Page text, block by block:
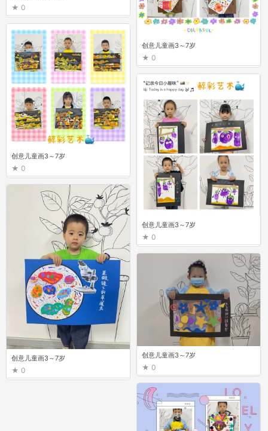
0
创意儿童画3～7岁
0
创意儿童画3～7岁
0
创意儿童画3～7岁
0
创意儿童画3～7岁
0
创意儿童画3～7岁
0